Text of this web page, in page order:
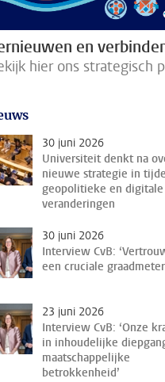
en
hier ons strategisch
30 juni 2026
Universiteit denkt na
nieuwe strategie in
geopolitieke en digitale
veranderingen
30 juni 2026
Interview CvB:
een cruciale
23 juni 2026
Interview CvB: ‘Onze
in inhoudelijke
maatschappelijke
betrokkenheid’